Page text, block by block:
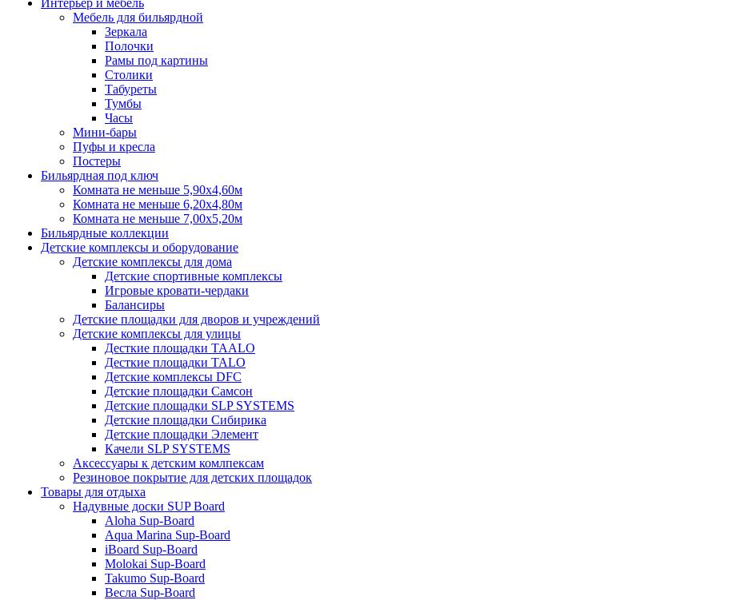
Интерьер и мебель
Мебель для бильярдной
Зеркала
Полочки
Рамы под картины
Столики
Табуреты
Тумбы
Часы
Мини-бары
Пуфы и кресла
Постеры
Бильярдная под ключ
Комната не меньше 5,90х4,60м
Комната не меньше 6,20х4,80м
Комната не меньше 7,00х5,20м
Бильярдные коллекции
Детские комплексы и оборудование
Детские комплексы для дома
Детские спортивные комплексы
Игровые кровати-чердаки
Балансиры
Детские площадки для дворов и учреждений
Детские комплексы для улицы
Десткие площадки TAALO
Десткие площадки TALO
Детские комплексы DFC
Детские площадки Самсон
Детские площадки SLP SYSTEMS
Детские площадки Сибирика
Детские площадки Элемент
Качели SLP SYSTEMS
Аксессуары к детским комлпексам
Резиновое покрытие для детских площадок
Товары для отдыха
Надувные доски SUP Board
Aloha Sup-Board
Aqua Marina Sup-Board
iBoard Sup-Board
Molokai Sup-Board
Takumo Sup-Board
Весла Sup-Board